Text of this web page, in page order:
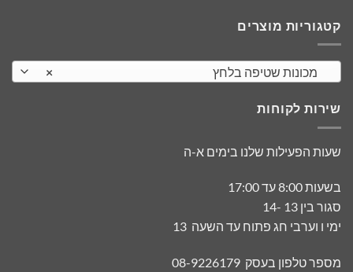
קטגוריות מוצרים
× מכונות שטיפה בלחץ
שירות לקוחות
שעות הפעילות שלנו בימים א-ה
בשעות 8:00 עד 17:00
סגור בין 13 -14
ימי ו וערבי חג פתוח עד השעה 13
מספר טלפון בעסק 08-9226179